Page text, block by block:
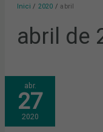
Inici 2020 abril
abril de
abr.
27
2020
MARÇ:
EL
PAPER
DELS
FARMACÈUTICS
ENFRONT
DE